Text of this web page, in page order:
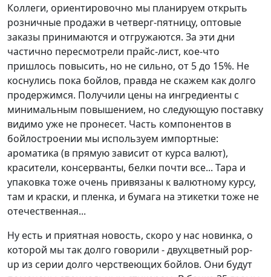
Коллеги, ориентировочно мы планируем открыть
розничные продажи в четверг-пятницу, оптовые
заказы принимаются и отгружаются. За эти дни
частично пересмотрели прайс-лист, кое-что
пришлось повысить, но не сильно, от 5 до 15%. Не
коснулись пока бойлов, правда не скажем как долго
продержимся. Получили цены на ингредиенты с
минимальным повышением, но следующую поставку
видимо уже не пронесет. Часть компонентов в
бойлостроении мы используем импортные:
ароматика (в прямую зависит от курса валют),
красители, консерванты, белки почти все... Тара и
упаковка тоже очень привязаны к валютному курсу,
там и краски, и пленка, и бумага на этикетки тоже не
отечественная...
Ну есть и приятная новость, скоро у нас новинка, о
которой мы так долго говорили - двухцветный pop-
up из серии долго черствеющих бойлов. Они будут